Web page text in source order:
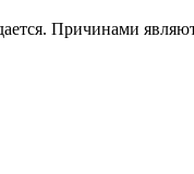
Причинами